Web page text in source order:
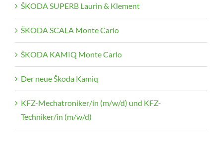
ŠKODA SUPERB Laurin & Klement
ŠKODA SCALA Monte Carlo
ŠKODA KAMIQ Monte Carlo
Der neue Škoda Kamiq
KFZ-Mechatroniker/in (m/w/d) und KFZ-
Techniker/in (m/w/d)